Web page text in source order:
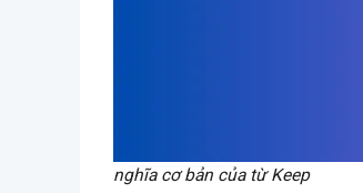
nghĩa cơ bản của từ Keep